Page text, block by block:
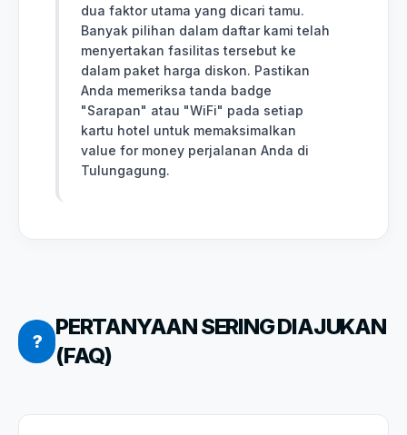
dua faktor utama yang dicari tamu.
Banyak pilihan dalam daftar kami telah
menyertakan fasilitas tersebut ke
dalam paket harga diskon. Pastikan
Anda memeriksa tanda badge
"Sarapan" atau "WiFi" pada setiap
kartu hotel untuk memaksimalkan
value for money perjalanan Anda di
Tulungagung.
?
PERTANYAAN SERING DIAJUKAN
(FAQ)